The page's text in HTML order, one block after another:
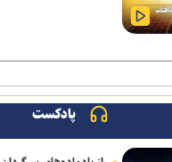
بانک شهر به سازمان لیگ کشتی:
تیم ملی آب‌های آرام: به
ناگویا داریم
صربستان| یزدانی با عبور از
پادکست